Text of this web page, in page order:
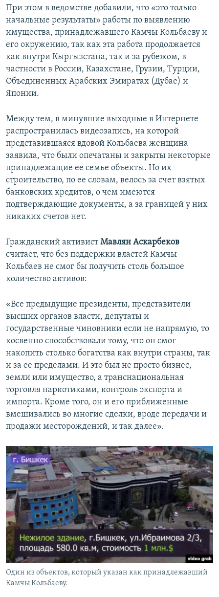
При этом в ведомстве добавили, что «это только
начальные результаты» работы по выявлению
имущества, принадлежавшего Камчы Кольбаеву и
его окружению, так как эта работа продолжается
как внутри Кыргызстана, так и за рубежом, в
частности в России, Казахстане, Грузии, Турции,
Объединенных Арабских Эмиратах (Дубае) и
Японии.
Между тем, в минувшие выходные в Интернете
распространилась видеозапись, на которой
представившаяся вдовой Кольбаева женщина
заявила, что были опечатаны и закрыты некоторые
принадлежащие ее семье объекты. Но их
строительство, по ее словам, велось за счет взятых
банковских кредитов, о чем имеются
подтверждающие документы, а за границей у них
никаких счетов нет.
Гражданский активистМавлян Аскарбеков
считает, что без поддержки властей Камчы
Кольбаев не смог бы получить столь большое
количество активов:
«Все предыдущие президенты, представители
высших органов власти, депутаты и
государственные чиновники если не напрямую, то
косвенно способствовали тому, что он смог
накопить столько богатства как внутри страны, так
и за ее пределами. И это был не просто бизнес,
земли или имущество, а транснациональная
торговля наркотиками, контроль экспорта и
импорта. Кроме того, он и его приближенные
вмешивались во многие сделки, вроде передачи и
продажи месторождений, и так далее».
Один из объектов, который указан как принадлежавший
Камчы Кольбаеву.